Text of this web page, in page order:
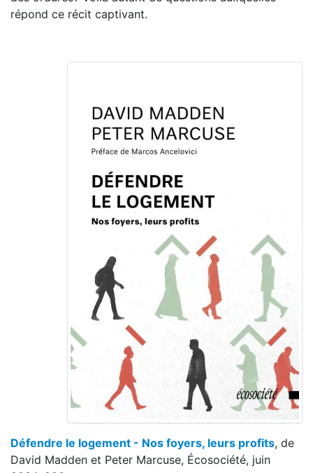
répond ce récit captivant.
Défendre le logement - Nos foyers, leurs profits, de
David Madden et Peter Marcuse, Écosociété, juin